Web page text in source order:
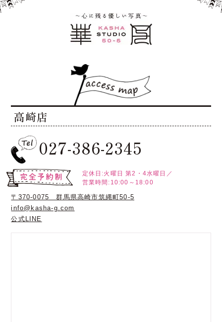
高崎店
027-386-2345
定休日:火曜日 第2・4水曜日／
営業時間:10:00～18:00
〒370-0075 群馬県高崎市筑縄町50-5
info@kasha-g.com
公式LINE